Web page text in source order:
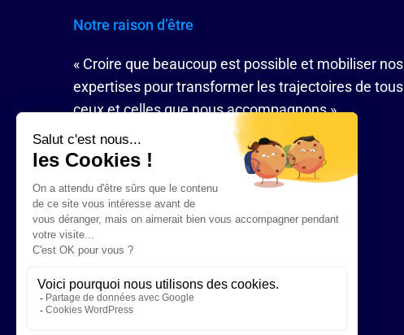
Notre raison d’être
« Croire que beaucoup est possible et mobiliser nos
expertises pour transformer les trajectoires de tous
ceux et celles que nous accompagnons »
09 86 87 61 75
Nous envoyer un e-mail